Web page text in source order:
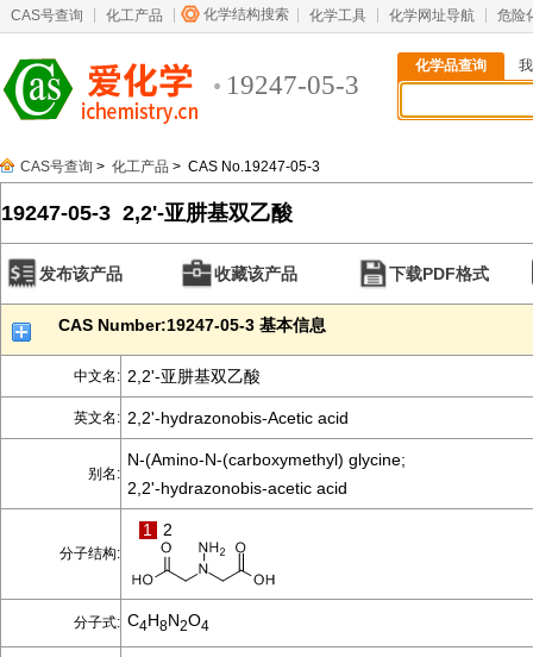
CAS号查询 化工产品 化学结构搜索 化学工具 化学网址导航 危险
19247-05-3
化学品查询
CAS号查询 > 化工产品 > CAS No.19247-05-3
19247-05-3 2,2'-亚肼基双乙酸
发布该产品 收藏该产品 下载PDF格式
CAS Number:19247-05-3 基本信息
中文名: 2,2'-亚肼基双乙酸
英文名: 2,2'-hydrazonobis-Acetic acid
别名:
N-(Amino-N-(carboxymethyl) glycine;
2,2'-hydrazonobis-acetic acid
分子结构:
1 2
分子式: C4H8N2O4